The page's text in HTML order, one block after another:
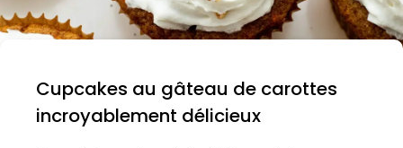
Cupcakes au gâteau de carottes
incroyablement délicieux